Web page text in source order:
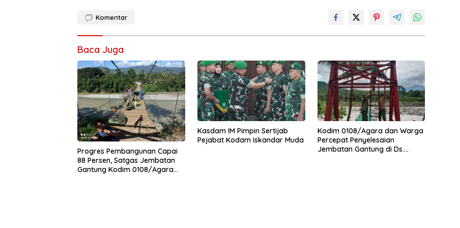
Komentar
Baca Juga
Progres Pembangunan Capai
88 Persen, Satgas Jembatan
Gantung Kodim 0108/Agara
Kasdam IM Pimpin Sertijab
Pejabat Kodam Iskandar Muda
Kodim 0108/Agara dan Warga
Percepat Penyelesaian
Jembatan Gantung di Ds.